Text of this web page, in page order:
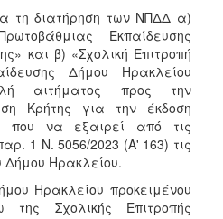
τη διατήρηση των ΝΠΔΔ α)
Εκπαίδευσης
και β) «Σχολική Επιτροπή
Δήμου Ηρακλείου
αιτήματος προς την
Κρήτης για την έκδοση
που να εξαιρεί από τις
1 Ν. 5056/2023 (Α' 163) τις
Δήμου Ηρακλείου.
Ηρακλείου προκειμένου
Σχολικής Επιτροπής